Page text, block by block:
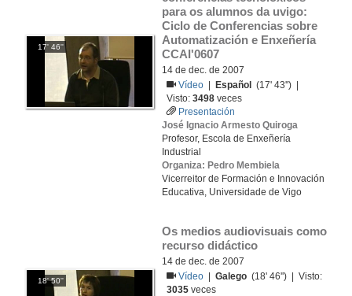
17' 46''
para os alumnos da uvigo:
Ciclo de Conferencias sobre
Automatización e Enxeñería
CCAI'0607
14 de dec. de 2007
Vídeo
Español
(17' 43'') |
Visto:3498 veces
Presentación
José Ignacio Armesto Quiroga
Profesor, Escola de Enxeñería
Industrial
Organiza: Pedro Membiela
Vicerreitor de Formación e Innovación
Educativa, Universidade de Vigo
18' 50''
Os medios audiovisuais como
recurso didáctico
14 de dec. de 2007
Vídeo
|Galego (18' 46'') | Visto:
3035 veces